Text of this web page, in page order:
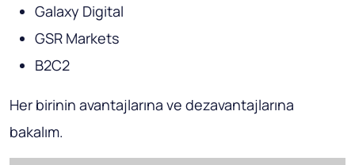
Galaxy Digital
GSR Markets
B2C2
Her birinin avantajlarına ve dezavantajlarına
bakalım.